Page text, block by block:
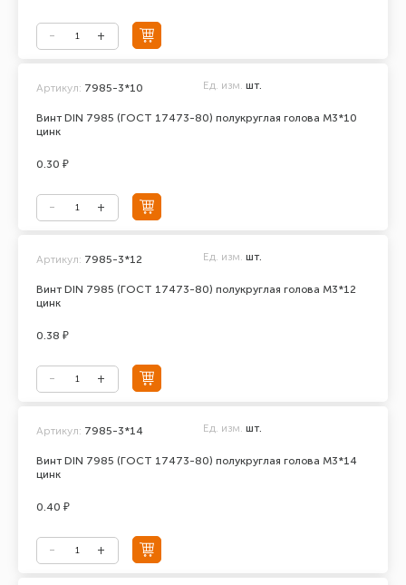
Винт DIN 7985 (ГОСТ 17473-80) полукруглая голова М3*10
цинк
Артикул: 7985-3*10 Ед. изм. шт.
0.30 ₽
Винт DIN 7985 (ГОСТ 17473-80) полукруглая голова М3*12
цинк
Артикул: 7985-3*12 Ед. изм. шт.
0.38 ₽
Винт DIN 7985 (ГОСТ 17473-80) полукруглая голова М3*14
цинк
Артикул: 7985-3*14 Ед. изм. шт.
0.40 ₽